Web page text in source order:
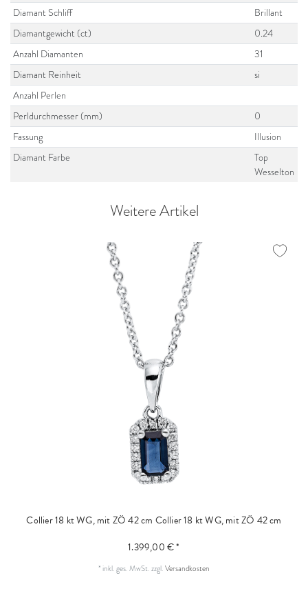
Diamant Schliff
Brillant
Diamantgewicht (ct)
0.24
Anzahl Diamanten
31
Diamant Reinheit
si
Anzahl Perlen
Perldurchmesser (mm)
0
Fassung
Illusion
Diamant Farbe
Top
Wesselton
Weitere Artikel
Collier 18 kt WG, mit ZÖ 42 cm Collier 18 kt WG, mit ZÖ 42 cm
1.399,00 € *
* inkl. ges. MwSt.zzgl.Versandkosten